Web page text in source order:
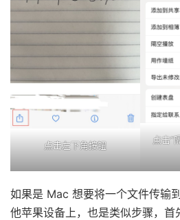
点击左下角按钮
点击“
如果是 Mac 想要将一个文件传输
他苹果设备上，也是类似步骤，首